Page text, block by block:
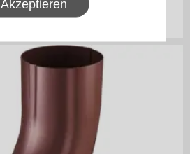
Akzeptieren